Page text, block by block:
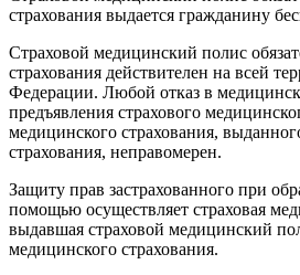
страхования выдается гражданину
Страховой медицинский полис
страхования действителен на всей
Федерации. Любой отказ в
предъявления страхового
медицинского страхования,
страхования, неправомерен.
Защиту прав застрахованного при
помощью осуществляет страховая
выдавшая страховой медицинский
медицинского страхования.